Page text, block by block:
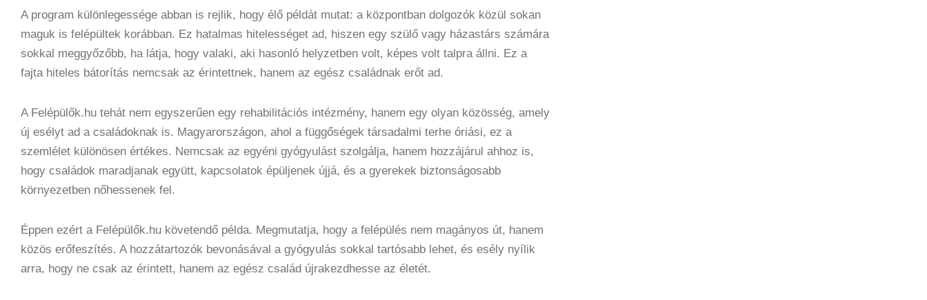
A program különlegessége abban is rejlik, hogy élő példát mutat: a központban dolgozók közül sokan
maguk is felépültek korábban. Ez hatalmas hitelességet ad, hiszen egy szülő vagy házastárs számára
sokkal meggyőzőbb, ha látja, hogy valaki, aki hasonló helyzetben volt, képes volt talpra állni. Ez a
fajta hiteles bátorítás nemcsak az érintettnek, hanem az egész családnak erőt ad.
A Felépülők.hu tehát nem egyszerűen egy rehabilitációs intézmény, hanem egy olyan közösség, amely
új esélyt ad a családoknak is. Magyarországon, ahol a függőségek társadalmi terhe óriási, ez a
szemlélet különösen értékes. Nemcsak az egyéni gyógyulást szolgálja, hanem hozzájárul ahhoz is,
hogy családok maradjanak együtt, kapcsolatok épüljenek újjá, és a gyerekek biztonságosabb
környezetben nőhessenek fel.
Éppen ezért a Felépülők.hu követendő példa. Megmutatja, hogy a felépülés nem magányos út, hanem
közös erőfeszítés. A hozzátartozók bevonásával a gyógyulás sokkal tartósabb lehet, és esély nyílik
arra, hogy ne csak az érintett, hanem az egész család újrakezdhesse az életét.